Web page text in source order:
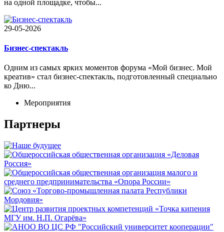
на одной площадке, чтобы...
29-05-2026
Бизнес-спектакль
Одним из самых ярких моментов форума «Мой бизнес. Мой
креатив» стал бизнес-спектакль, подготовленный специально
ко Дню...
Мероприятия
Партнеры